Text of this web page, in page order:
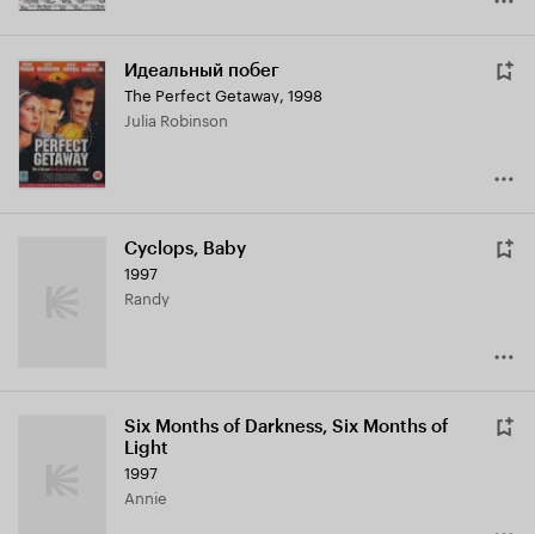
Идеальный побег
The Perfect Getaway, 1998
Julia Robinson
Cyclops, Baby
1997
Randy
Six Months of Darkness, Six Months of
Light
1997
Annie